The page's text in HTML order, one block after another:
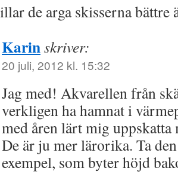
de arga skisserna
Karinskriver:
20 juli, 2012 kl. 15:32
Jag med! Akvarellen från
verkligen ha hamnat i
med åren lärt mig uppskatta
De är ju mer lärorika. Ta
exempel, som byter höjd